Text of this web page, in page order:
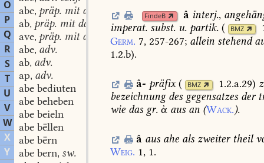
O
P
Q
R
S
T
U
V
W
X
Y
abe, präp. mit dat.
ab, präp. mit dat.
ave, präp. mit dat.
abe, adv.
ab, adv.
ap, adv.
abe bediuten
abe beheben
abe beieln
abe bëllen
abe bërn
abe bern, sw.
FindeB â interj.,
imperat. subst. u. partik. ( BMZ
Germ. 7, 257-267; allein stehend
1.2.b).
â- präfix ( BMZ 1.2.a.29)
bezeichnungdes gegensatzes der
wie das gr. ἀ aus an (Wack.).
â ausahe alszweitertheil
Weig. 1, 1.